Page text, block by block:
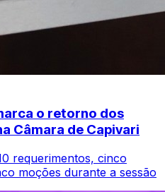
o retorno dos
Câmara de Capivari
requerimentos, cinco
moções durante a sessão